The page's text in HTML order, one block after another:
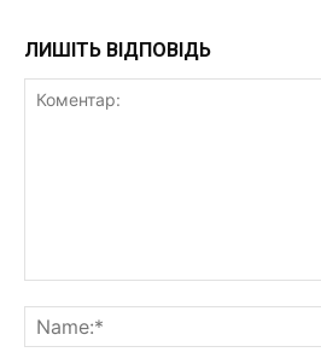
ЛИШІТЬ ВІДПОВІДЬ